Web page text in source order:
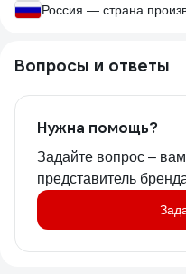
Россия — страна
Вопросы и ответы
Нужна помощь?
Задайте вопрос –
представитель